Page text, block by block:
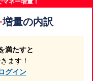
増量の内訳
満たすと
ます！
グイン